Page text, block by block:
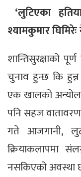
‘लुटिएका
श्यामकुमार
शान्तिसुरक्षाको
चुनाव हुन्छ कि
एक खालको
पनि सहज
गते आजगानी,
क्रियाकलापमा
नसकिएको अवस्था